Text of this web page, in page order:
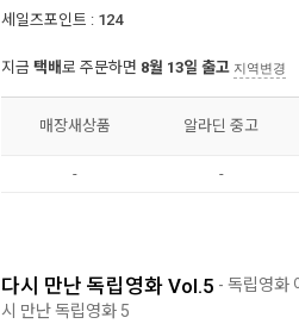
세일즈포인트 : 124
지금 택배로 주문하면 8월 13일 출고 지역변경
매장새상품 알라딘 중고
- -
다시 만난 독립영화 Vol.5 - 독립영화
시 만난 독립영화 5